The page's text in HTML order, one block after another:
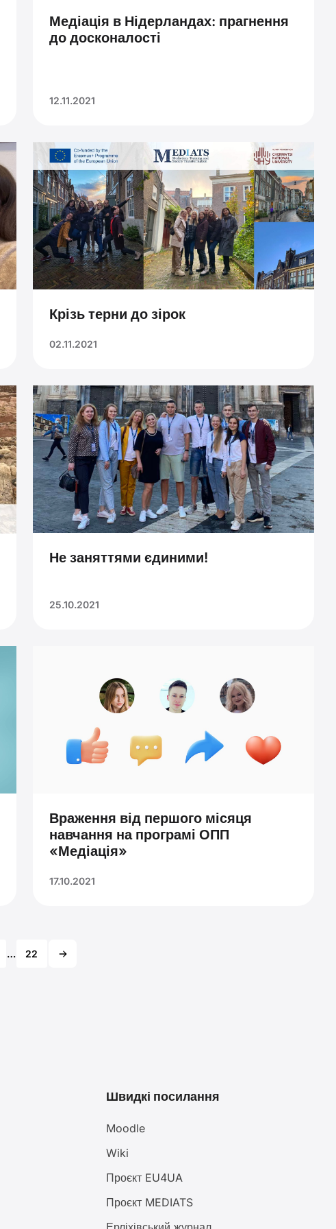
Медіація в Нідерландах: прагнення
до досконалості
12.11.2021
Крізь терни до зірок
02.11.2021
Не заняттями єдиними!
25.10.2021
Враження від першого місяця
навчання на програмі ОПП
«Медіація»
17.10.2021
… 22
Швидкі посилання
Moodle
Wiki
Проєкт EU4UA
Проєкт MEDIATS